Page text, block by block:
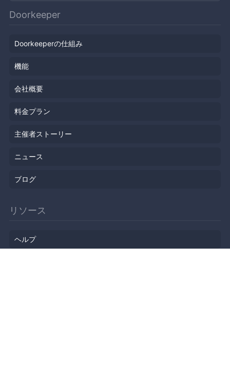
Doorkeeper
Doorkeeperの仕組み
機能
会社概要
料金プラン
主催者ストーリー
ニュース
ブログ
リソース
ヘルプ